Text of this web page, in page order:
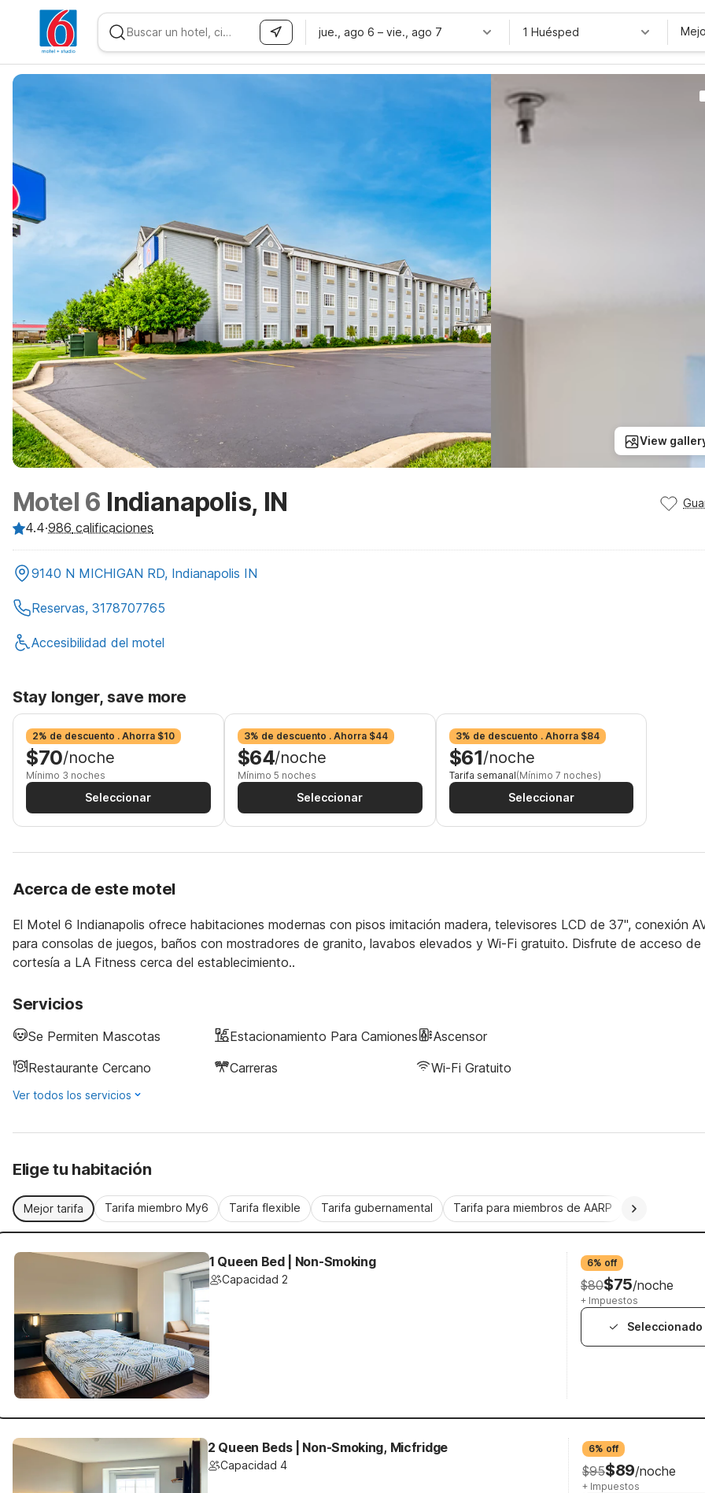
jue., ago 6 – vie., ago 7 1 Huésped
View
Motel 6 Indianapolis, IN
4.4·986 calificaciones
9140 N MICHIGAN RD, Indianapolis IN
Reservas, 3178707765
Accesibilidad del motel
Stay longer, save more
2% de descuento . Ahorra $10
$70/noche
Mínimo 3 noches
Seleccionar
3% de descuento . Ahorra $44
$64/noche
Mínimo 5 noches
Seleccionar
3% de descuento . Ahorra $84
$61/noche
Tarifa semanal(Mínimo 7 noches)
Seleccionar
Acerca de este motel
El Motel 6 Indianapolis ofrece habitaciones modernas con pisos imitación madera, televisores LCD de 37", conexión
para consolas de juegos, baños con mostradores de granito, lavabos elevados y Wi-Fi gratuito. Disfrute de acceso de
cortesía a LA Fitness cerca del establecimiento..
Servicios
Se Permiten Mascotas Estacionamiento Para Camiones
Ascensor
Restaurante Cercano
Carreras Wi-Fi Gratuito
Ver todos los servicios
Elige tu habitación
Mejor tarifa Tarifa miembro My6 Tarifa flexible Tarifa gubernamental Tarifa para miembros de AARP
1 Queen Bed | Non-Smoking
Capacidad 2
6% off
$80$75/noche
+ Impuestos
Seleccionado
2 Queen Beds | Non-Smoking, Micfridge
Capacidad 4
6% off
$95$89/noche
+ Impuestos